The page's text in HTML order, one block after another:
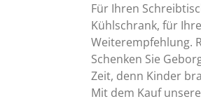
Für Ihren
Kühlschrank, für Ihre
Weiterempfehlung.
Schenken Sie
Zeit, denn Kinder
Mit dem Kauf